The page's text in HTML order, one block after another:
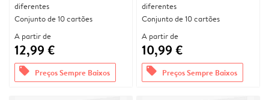
diferentes
Conjunto de 10 cartões
A partir de
12,99 €
offers Preços Sempre Baixos
diferentes
Conjunto de 10 cartões
A partir de
10,99 €
offers Preços Sempre Baixos